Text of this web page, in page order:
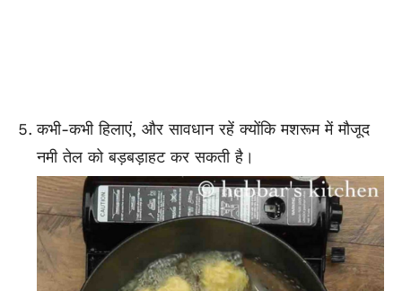
कभी-कभी हिलाएं, और सावधान रहें क्योंकि मशरूम में मौजूद
नमी तेल को बड़बड़ाहट कर सकती है।